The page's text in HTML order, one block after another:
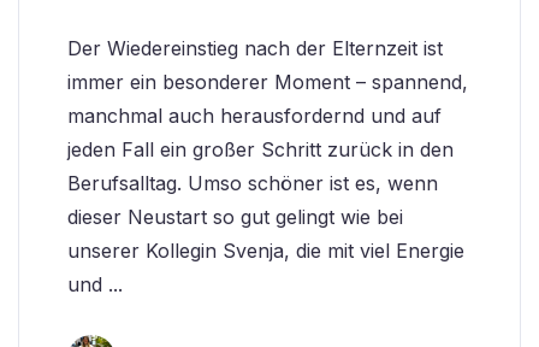
Der Wiedereinstieg nach der Elternzeit ist
immer ein besonderer Moment – spannend,
manchmal auch herausfordernd und auf
jeden Fall ein großer Schritt zurück in den
Berufsalltag. Umso schöner ist es, wenn
dieser Neustart so gut gelingt wie bei
unserer Kollegin Svenja, die mit viel Energie
und ...